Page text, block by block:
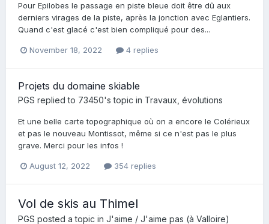
Pour Epilobes le passage en piste bleue doit être dû aux
derniers virages de la piste, après la jonction avec Eglantiers.
Quand c'est glacé c'est bien compliqué pour des...
November 18, 2022 4 replies
Projets du domaine skiable
PGS replied to 73450's topic in Travaux, évolutions
Et une belle carte topographique où on a encore le Colérieux
et pas le nouveau Montissot, même si ce n'est pas le plus
grave. Merci pour les infos !
August 12, 2022 354 replies
Vol de skis au Thimel
PGS posted a topic in J'aime / J'aime pas (à Valloire)